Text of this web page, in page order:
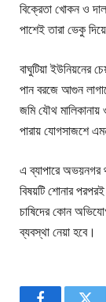
বিক্রেতা খোকন ও
পাশেই তারা ভেকু
বাঘুটিয়া ইউনিয়নের
পান বরজে আগুন
জমি যৌথ মালিকানায়
পারায় যোগসাজশে
এ ব্যাপারে অভয়নগর
বিষয়টি শোনার
চাষিদের কোন
ব্যবস্থা নেয়া হবে।